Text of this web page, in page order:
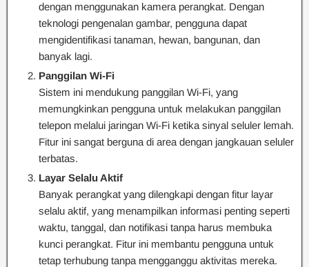
dengan menggunakan kamera perangkat. Dengan
teknologi pengenalan gambar, pengguna dapat
mengidentifikasi tanaman, hewan, bangunan, dan
banyak lagi.
Panggilan Wi-Fi
Sistem ini mendukung panggilan Wi-Fi, yang
memungkinkan pengguna untuk melakukan panggilan
telepon melalui jaringan Wi-Fi ketika sinyal seluler lemah.
Fitur ini sangat berguna di area dengan jangkauan seluler
terbatas.
Layar Selalu Aktif
Banyak perangkat yang dilengkapi dengan fitur layar
selalu aktif, yang menampilkan informasi penting seperti
waktu, tanggal, dan notifikasi tanpa harus membuka
kunci perangkat. Fitur ini membantu pengguna untuk
tetap terhubung tanpa mengganggu aktivitas mereka.